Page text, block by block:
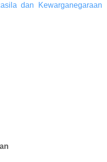
dan Kewarganegaraan